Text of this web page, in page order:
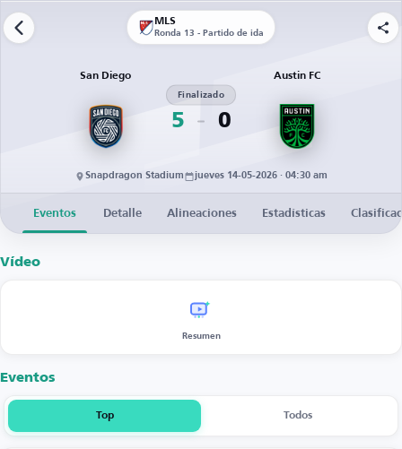
MLS
Ronda 13 - Partido de ida
San Diego
5
Finalizado
0
Austin FC
Snapdragon Stadium jueves 14-05-2026 · 04:30 am
Eventos Detalle Alineaciones Estadísticas
Vídeo
Resumen
Eventos
Top Todos